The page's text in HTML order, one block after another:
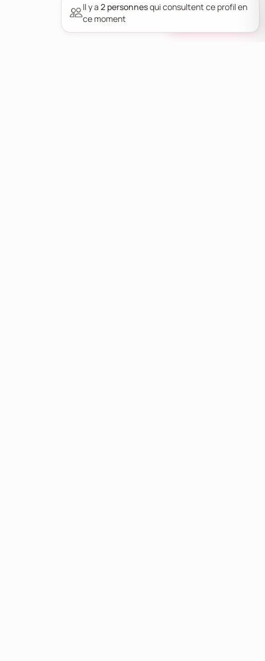
Il y a2 personnesqui consultent ce profil en
ce moment